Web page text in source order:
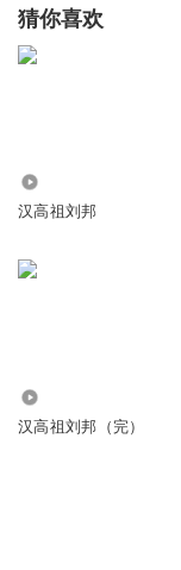
猜你喜欢
汉高祖刘邦
汉高祖刘邦（完）